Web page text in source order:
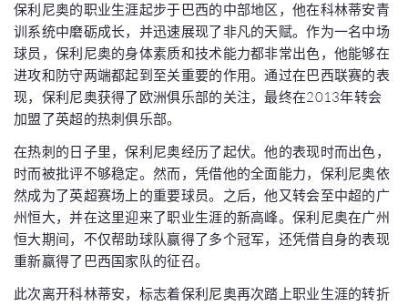
保利尼奥的职业生涯起步于巴西的中部地区，他在科林蒂安青
训系统中磨砺成长，并迅速展现了非凡的天赋。作为一名中场
球员，保利尼奥的身体素质和技术能力都非常出色，他能够在
进攻和防守两端都起到至关重要的作用。通过在巴西联赛的表
现，保利尼奥获得了欧洲俱乐部的关注，最终在2013年转会
加盟了英超的热刺俱乐部。
在热刺的日子里，保利尼奥经历了起伏。他的表现时而出色，
时而被批评不够稳定。然而，凭借他的全面能力，保利尼奥依
然成为了英超赛场上的重要球员。之后，他又转会至中超的广
州恒大，并在这里迎来了职业生涯的新高峰。保利尼奥在广州
恒大期间，不仅帮助球队赢得了多个冠军，还凭借自身的表现
重新赢得了巴西国家队的征召。
此次离开科林蒂安，标志着保利尼奥再次踏上职业生涯的转折